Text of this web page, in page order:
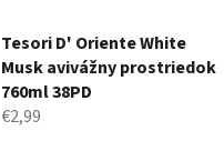
Tesori D' Oriente White
Musk avivážny prostriedok
760ml 38PD
€2,99